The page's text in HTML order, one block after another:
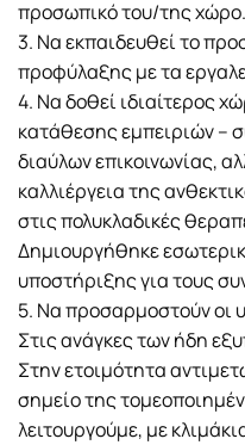
προσωπικό του/της
3. Να εκπαιδευθεί το
προφύλαξης με τα
4. Να δοθεί ιδιαίτερος
κατάθεσης εμπειριών –
διαύλων επικοινωνίας,
καλλιέργεια της
στις πολυκλαδικές
Δημιουργήθηκε
υποστήριξης για τους
5. Να προσαρμοστούν οι
Στις ανάγκες των ήδη
Στην ετοιμότητα
σημείο της
λειτουργούμε, με